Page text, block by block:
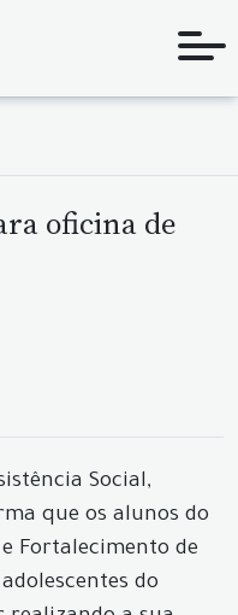
oficina de
Social,
que os alunos do
e Fortalecimento de
do